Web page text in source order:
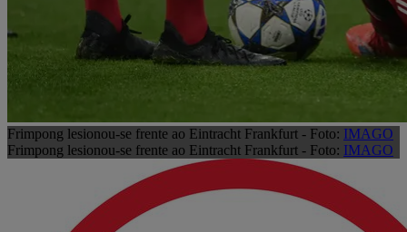
Frimpong lesionou-se frente ao Eintracht Frankfurt - Foto: IMAGO
Frimpong lesionou-se frente ao Eintracht Frankfurt - Foto: IMAGO